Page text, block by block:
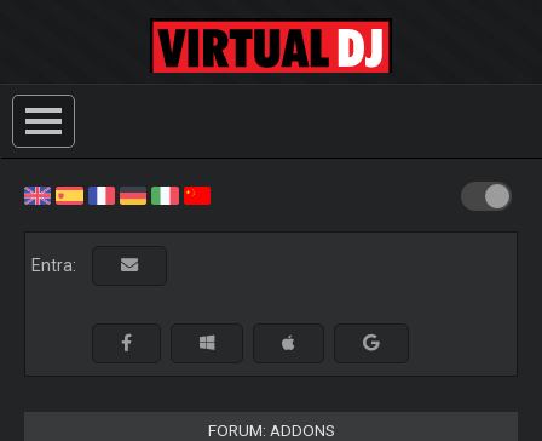
Entra:
FORUM: ADDONS